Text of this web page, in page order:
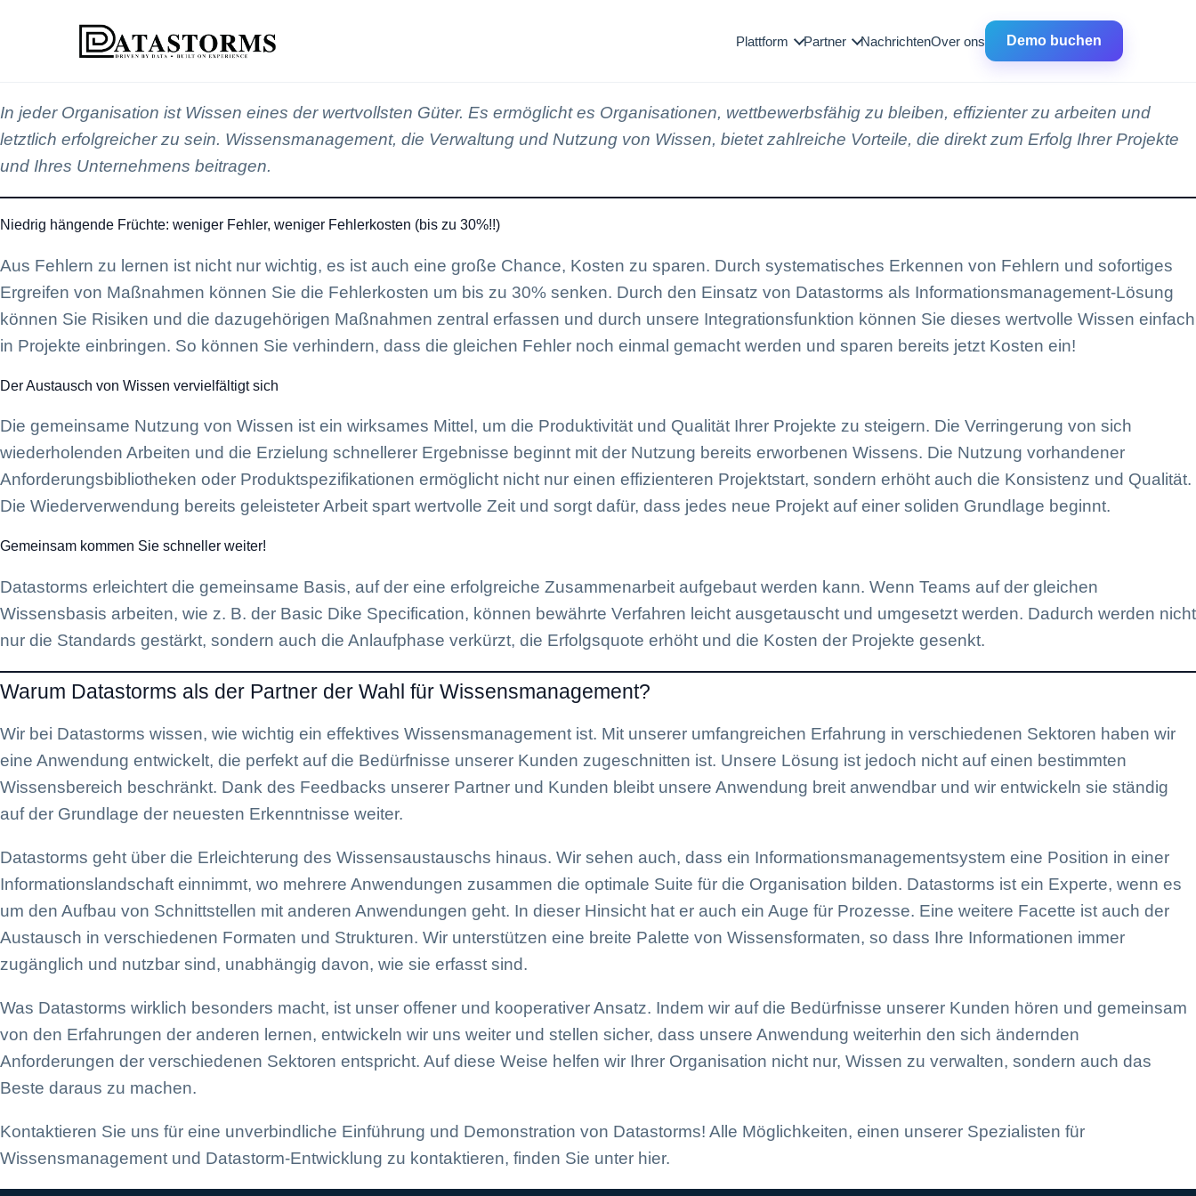
Plattform Partner NachrichtenOver ons Demo buchen
In jeder Organisation ist Wissen eines der wertvollsten Güter. Es ermöglicht es Organisationen, wettbewerbsfähig zu bleiben, effizienter zu arbeiten und
letztlich erfolgreicher zu sein. Wissensmanagement, die Verwaltung und Nutzung von Wissen, bietet zahlreiche Vorteile, die direkt zum Erfolg Ihrer Projekte
und Ihres Unternehmens beitragen.
Niedrig hängende Früchte: weniger Fehler, weniger Fehlerkosten (bis zu 30%!!)
Aus Fehlern zu lernen ist nicht nur wichtig, es ist auch eine große Chance, Kosten zu sparen. Durch systematisches Erkennen von Fehlern und sofortiges
Ergreifen von Maßnahmen können Sie die Fehlerkosten um bis zu 30% senken. Durch den Einsatz von Datastorms als Informationsmanagement-Lösung
können Sie Risiken und die dazugehörigen Maßnahmen zentral erfassen und durch unsere Integrationsfunktion können Sie dieses wertvolle Wissen einfach
in Projekte einbringen. So können Sie verhindern, dass die gleichen Fehler noch einmal gemacht werden und sparen bereits jetzt Kosten ein!
Der Austausch von Wissen vervielfältigt sich
Die gemeinsame Nutzung von Wissen ist ein wirksames Mittel, um die Produktivität und Qualität Ihrer Projekte zu steigern. Die Verringerung von sich
wiederholenden Arbeiten und die Erzielung schnellerer Ergebnisse beginnt mit der Nutzung bereits erworbenen Wissens. Die Nutzung vorhandener
Anforderungsbibliotheken oder Produktspezifikationen ermöglicht nicht nur einen effizienteren Projektstart, sondern erhöht auch die Konsistenz und Qualität.
Die Wiederverwendung bereits geleisteter Arbeit spart wertvolle Zeit und sorgt dafür, dass jedes neue Projekt auf einer soliden Grundlage beginnt.
Gemeinsam kommen Sie schneller weiter!
Datastorms erleichtert die gemeinsame Basis, auf der eine erfolgreiche Zusammenarbeit aufgebaut werden kann. Wenn Teams auf der gleichen
Wissensbasis arbeiten, wie z. B. der Basic Dike Specification, können bewährte Verfahren leicht ausgetauscht und umgesetzt werden. Dadurch werden nicht
nur die Standards gestärkt, sondern auch die Anlaufphase verkürzt, die Erfolgsquote erhöht und die Kosten der Projekte gesenkt.
Warum Datastorms als der Partner der Wahl für Wissensmanagement?
Wir bei Datastorms wissen, wie wichtig ein effektives Wissensmanagement ist. Mit unserer umfangreichen Erfahrung in verschiedenen Sektoren haben wir
eine Anwendung entwickelt, die perfekt auf die Bedürfnisse unserer Kunden zugeschnitten ist. Unsere Lösung ist jedoch nicht auf einen bestimmten
Wissensbereich beschränkt. Dank des Feedbacks unserer Partner und Kunden bleibt unsere Anwendung breit anwendbar und wir entwickeln sie ständig
auf der Grundlage der neuesten Erkenntnisse weiter.
Datastorms geht über die Erleichterung des Wissensaustauschs hinaus. Wir sehen auch, dass ein Informationsmanagementsystem eine Position in einer
Informationslandschaft einnimmt, wo mehrere Anwendungen zusammen die optimale Suite für die Organisation bilden. Datastorms ist ein Experte, wenn es
um den Aufbau von Schnittstellen mit anderen Anwendungen geht. In dieser Hinsicht hat er auch ein Auge für Prozesse. Eine weitere Facette ist auch der
Austausch in verschiedenen Formaten und Strukturen. Wir unterstützen eine breite Palette von Wissensformaten, so dass Ihre Informationen immer
zugänglich und nutzbar sind, unabhängig davon, wie sie erfasst sind.
Was Datastorms wirklich besonders macht, ist unser offener und kooperativer Ansatz. Indem wir auf die Bedürfnisse unserer Kunden hören und gemeinsam
von den Erfahrungen der anderen lernen, entwickeln wir uns weiter und stellen sicher, dass unsere Anwendung weiterhin den sich ändernden
Anforderungen der verschiedenen Sektoren entspricht. Auf diese Weise helfen wir Ihrer Organisation nicht nur, Wissen zu verwalten, sondern auch das
Beste daraus zu machen.
Kontaktieren Sie uns für eine unverbindliche Einführung und Demonstration von Datastorms! Alle Möglichkeiten, einen unserer Spezialisten für
Wissensmanagement und Datastorm-Entwicklung zu kontaktieren, finden Sie unter hier.